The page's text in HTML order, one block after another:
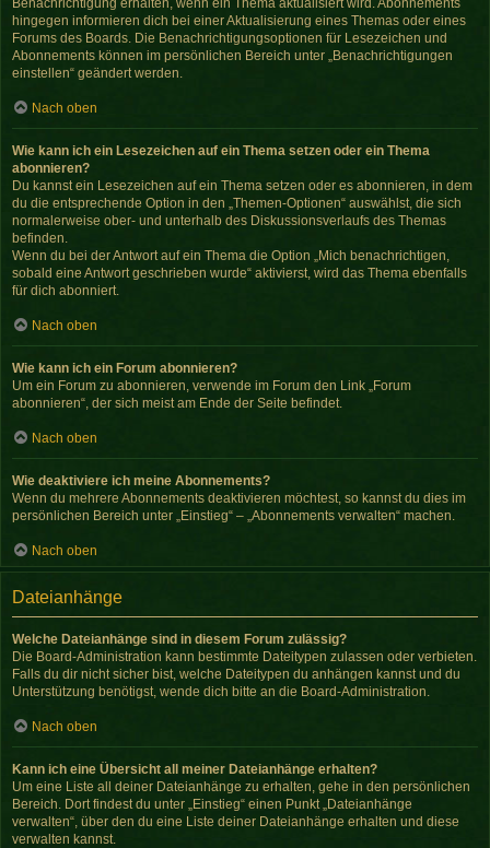
hingegen informieren dich bei einer Aktualisierung eines Themas oder eines
Forums des Boards. Die Benachrichtigungsoptionen für Lesezeichen und
Abonnements können im persönlichen Bereich unter „Benachrichtigungen
einstellen“ geändert werden.
Nach oben
Wie kann ich ein Lesezeichen auf ein Thema setzen oder ein Thema
abonnieren?
Du kannst ein Lesezeichen auf ein Thema setzen oder es abonnieren, in dem
du die entsprechende Option in den „Themen-Optionen“ auswählst, die sich
normalerweise ober- und unterhalb des Diskussionsverlaufs des Themas
befinden.
Wenn du bei der Antwort auf ein Thema die Option „Mich benachrichtigen,
sobald eine Antwort geschrieben wurde“ aktivierst, wird das Thema ebenfalls
für dich abonniert.
Nach oben
Wie kann ich ein Forum abonnieren?
Um ein Forum zu abonnieren, verwende im Forum den Link „Forum
abonnieren“, der sich meist am Ende der Seite befindet.
Nach oben
Wie deaktiviere ich meine Abonnements?
Wenn du mehrere Abonnements deaktivieren möchtest, so kannst du dies im
persönlichen Bereich unter „Einstieg“ – „Abonnements verwalten“ machen.
Nach oben
Dateianhänge
Welche Dateianhänge sind in diesem Forum zulässig?
Die Board-Administration kann bestimmte Dateitypen zulassen oder verbieten.
Falls du dir nicht sicher bist, welche Dateitypen du anhängen kannst und du
Unterstützung benötigst, wende dich bitte an die Board-Administration.
Nach oben
Kann ich eine Übersicht all meiner Dateianhänge erhalten?
Um eine Liste all deiner Dateianhänge zu erhalten, gehe in den persönlichen
Bereich. Dort findest du unter „Einstieg“ einen Punkt „Dateianhänge
verwalten“, über den du eine Liste deiner Dateianhänge erhalten und diese
verwalten kannst.